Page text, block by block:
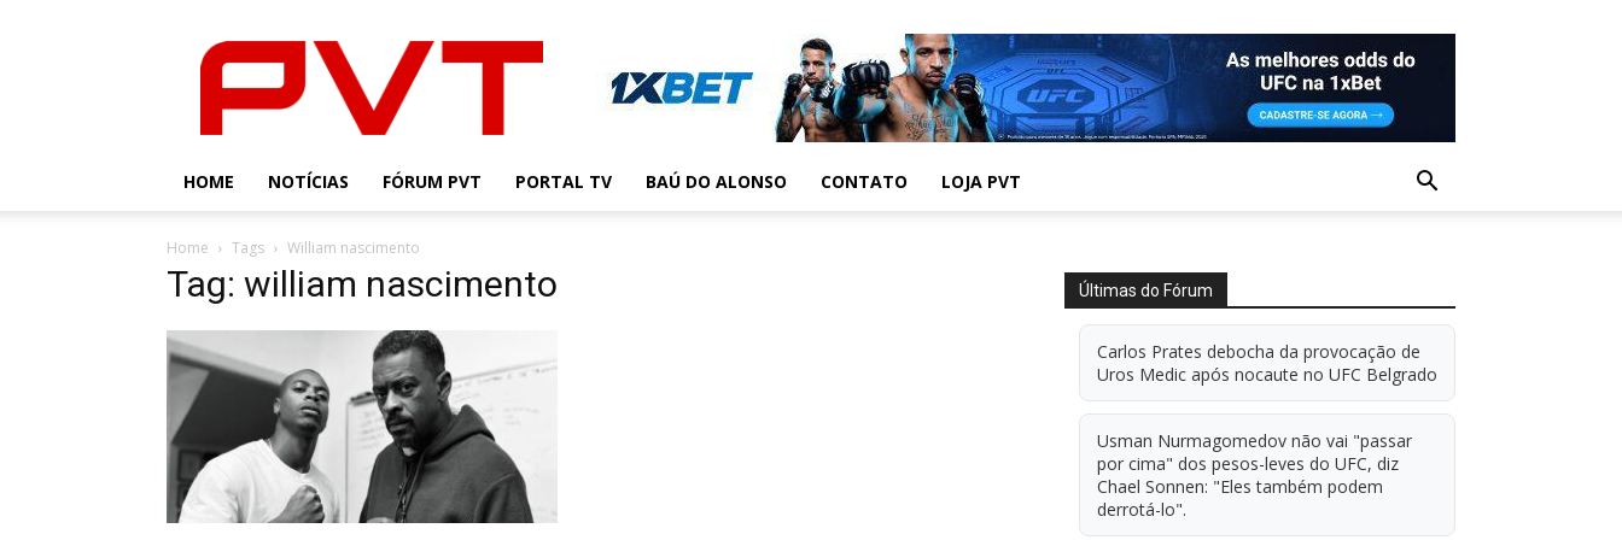
HOME NOTÍCIAS FÓRUM PVT PORTAL TV BAÚ DO ALONSO CONTATO LOJA PVT
Home Tags William nascimento
Tag: william nascimento Últimas do Fórum
Carlos Prates debocha da provocação de
Uros Medic após nocaute no UFC Belgrado
Usman Nurmagomedov não vai "passar
por cima" dos pesos-leves do UFC, diz
Chael Sonnen: "Eles também podem
derrotá-lo".